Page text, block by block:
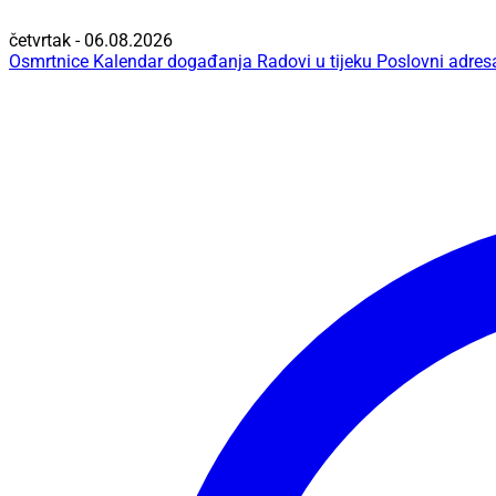
četvrtak - 06.08.2026
Osmrtnice Kalendar događanja Radovi u tijeku Poslovni